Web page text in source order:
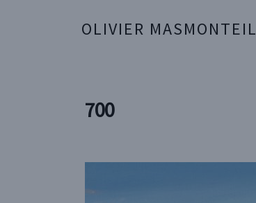
OLIVIER MASMONTEIL
700